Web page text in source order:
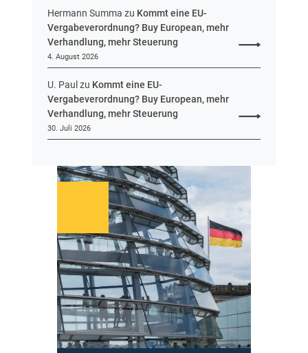
Hermann Summa zu Kommt eine EU-
Vergabeverordnung? Buy European, mehr
Verhandlung, mehr Steuerung
4. August 2026
U. Paul zu Kommt eine EU-
Vergabeverordnung? Buy European, mehr
Verhandlung, mehr Steuerung
30. Juli 2026